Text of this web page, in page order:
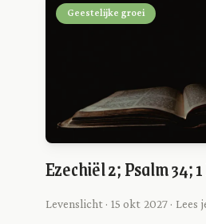
Geestelijke groei
Ezechiël 2; Psalm 34;
Levenslicht · 15 okt 2027 · Lees